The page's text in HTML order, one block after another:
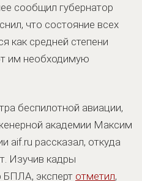
сообщил губернатор
что состояние всех
как средней степени
им необходимую
беспилотной авиации,
академии Максим
aif.ru рассказал, откуда
Изучив кадры
БПЛА, эксперт отметил,